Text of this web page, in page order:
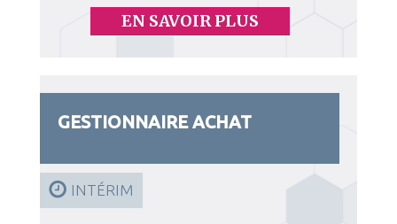
EN SAVOIR PLUS
GESTIONNAIRE ACHAT
INTÉRIM